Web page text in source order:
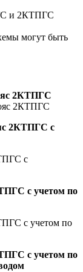
и 2КТПГС
могут быть
2КТПГС
2КТПГС с
с учетом по
с учетом по